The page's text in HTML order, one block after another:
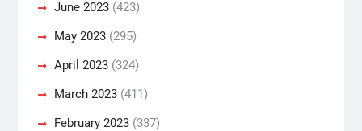
June 2023(423)
May 2023(295)
April 2023(324)
March 2023(411)
February 2023(337)